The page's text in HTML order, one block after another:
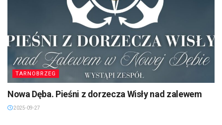
TARNOBRZEG
Nowa Dęba. Pieśni z dorzecza Wisły nad zalewem
2025-09-27